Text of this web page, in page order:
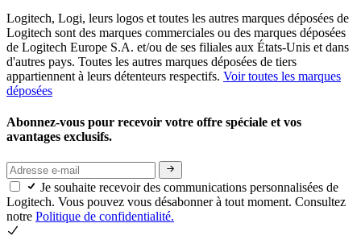
Logitech, Logi, leurs logos et toutes les autres marques déposées de
Logitech sont des marques commerciales ou des marques déposées
de Logitech Europe S.A. et/ou de ses filiales aux États-Unis et dans
d'autres pays. Toutes les autres marques déposées de tiers
appartiennent à leurs détenteurs respectifs. Voir toutes les marques
déposées
Abonnez-vous pour recevoir votre offre spéciale et vos
avantages exclusifs.
Je souhaite recevoir des communications personnalisées de
Logitech. Vous pouvez vous désabonner à tout moment. Consultez
notre Politique de confidentialité.